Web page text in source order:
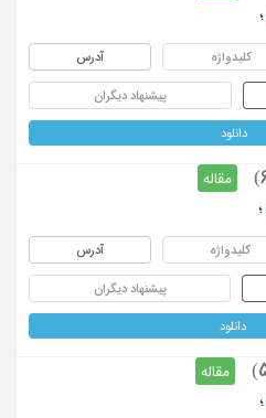
؛
کلیدواژه آدرس
پیشنهاد دیگران
دانلود
مقاله
؛
کلیدواژه آدرس
پیشنهاد دیگران
دانلود
مقاله
؛